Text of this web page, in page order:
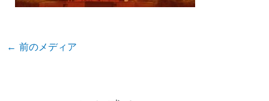
← 前のメディア